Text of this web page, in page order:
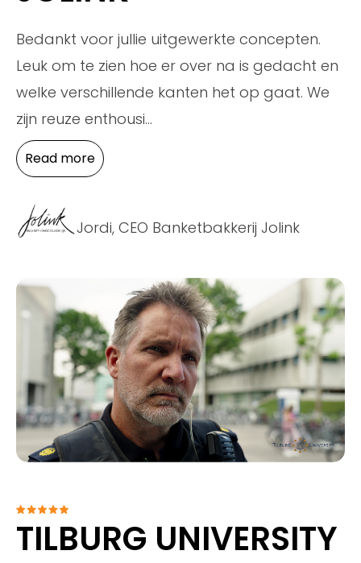
Bedankt voor jullie uitgewerkte concepten.
Leuk om te zien hoe er over na is gedacht en
welke verschillende kanten het op gaat. We
zijn reuze enthousi...
Read more
Jordi, CEO Banketbakkerij Jolink
TILBURG UNIVERSITY